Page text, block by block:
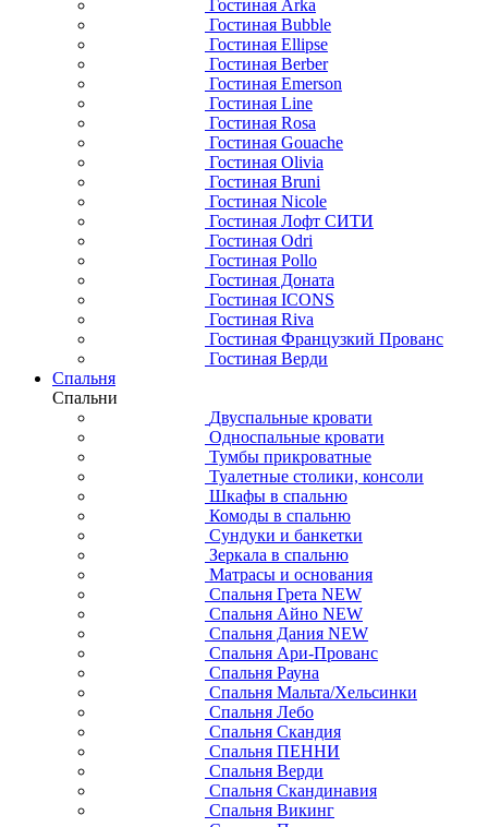
Гостиная Arka
Гостиная Bubble
Гостиная Ellipse
Гостиная Berber
Гостиная Emerson
Гостиная Line
Гостиная Rosa
Гостиная Gouache
Гостиная Olivia
Гостиная Bruni
Гостиная Nicole
Гостиная Лофт СИТИ
Гостиная Odri
Гостиная Pollo
Гостиная Доната
Гостиная ICONS
Гостиная Riva
Гостиная Французкий Прованс
Гостиная Верди
Спальня
Спальни
Двуспальные кровати
Односпальные кровати
Тумбы прикроватные
Туалетные столики, консоли
Шкафы в спальню
Комоды в спальню
Сундуки и банкетки
Зеркала в спальню
Матрасы и основания
Спальня Грета NEW
Спальня Айно NEW
Спальня Дания NEW
Спальня Ари-Прованс
Спальня Рауна
Спальня Мальта/Хельсинки
Спальня Лебо
Спальня Скандия
Спальня ПЕННИ
Спальня Верди
Спальня Скандинавия
Спальня Викинг